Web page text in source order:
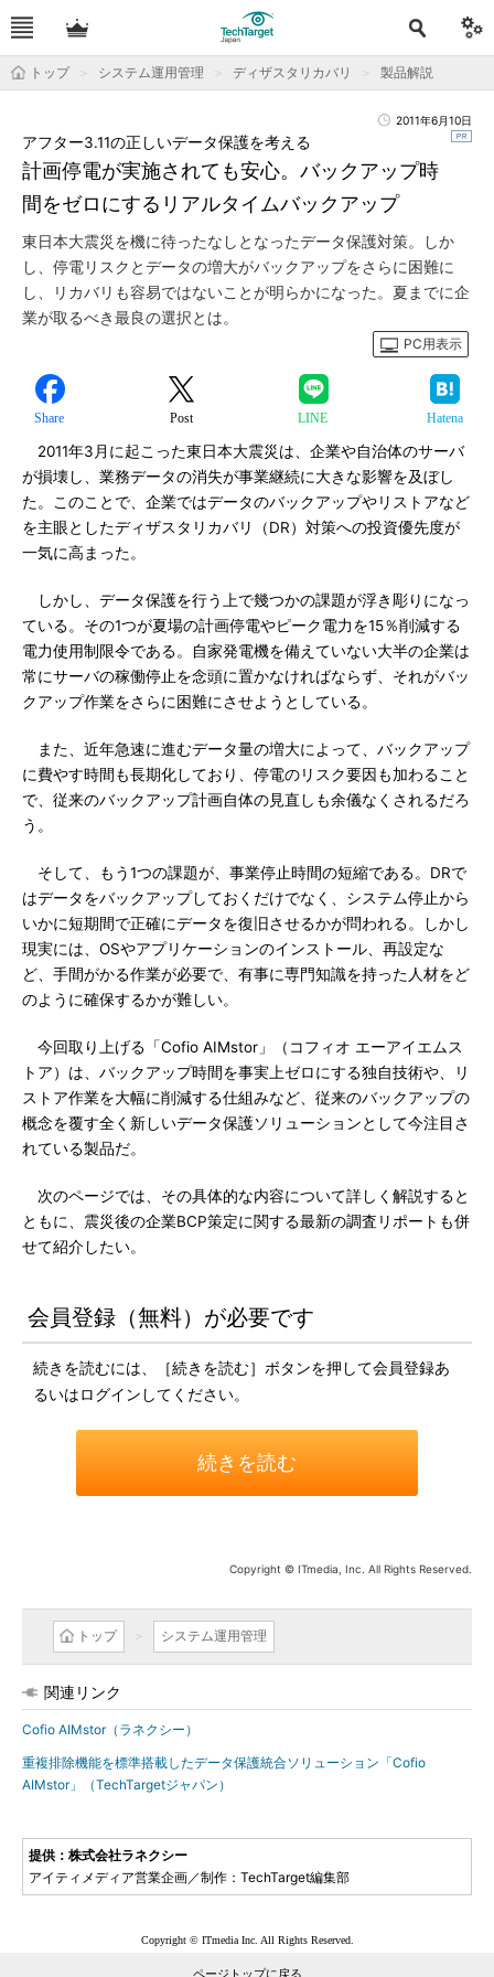
トップ システム運用管理 ディザスタリカバリ 製品解説
2011年6月10日
計画停電が実施されても安心。バックアップ時
間をゼロにするリアルタイムバックアップ
アフター3.11の正しいデータ保護を考える
東日本大震災を機に待ったなしとなったデータ保護対策。しか
し、停電リスクとデータの増大がバックアップをさらに困難に
し、リカバリも容易ではないことが明らかになった。夏までに企
業が取るべき最良の選択とは。
PC用表示
Share Post LINE Hatena
2011年3月に起こった東日本大震災は、企業や自治体のサーバ
が損壊し、業務データの消失が事業継続に大きな影響を及ぼし
た。このことで、企業ではデータのバックアップやリストアなど
を主眼としたディザスタリカバリ（DR）対策への投資優先度が
一気に高まった。
しかし、データ保護を行う上で幾つかの課題が浮き彫りになっ
ている。その1つが夏場の計画停電やピーク電力を15％削減する
電力使用制限令である。自家発電機を備えていない大半の企業は
常にサーバの稼働停止を念頭に置かなければならず、それがバッ
クアップ作業をさらに困難にさせようとしている。
また、近年急速に進むデータ量の増大によって、バックアップ
に費やす時間も長期化しており、停電のリスク要因も加わること
で、従来のバックアップ計画自体の見直しも余儀なくされるだろ
う。
そして、もう1つの課題が、事業停止時間の短縮である。DRで
はデータをバックアップしておくだけでなく、システム停止から
いかに短期間で正確にデータを復旧させるかが問われる。しかし
現実には、OSやアプリケーションのインストール、再設定な
ど、手間がかる作業が必要で、有事に専門知識を持った人材をど
のように確保するかが難しい。
今回取り上げる「Cofio AIMstor」（コフィオ エーアイエムス
トア）は、バックアップ時間を事実上ゼロにする独自技術や、リ
ストア作業を大幅に削減する仕組みなど、従来のバックアップの
概念を覆す全く新しいデータ保護ソリューションとして今注目さ
れている製品だ。
次のページでは、その具体的な内容について詳しく解説すると
ともに、震災後の企業BCP策定に関する最新の調査リポートも併
せて紹介したい。
会員登録（無料）が必要です
続きを読むには、［続きを読む］ボタンを押して会員登録あ
るいはログインしてください。
続きを読む
Copyright © ITmedia, Inc. All Rights Reserved.
トップ システム運用管理
関連リンク
Cofio AIMstor（ラネクシー）
重複排除機能を標準搭載したデータ保護統合ソリューション「Cofio
AIMstor」（TechTargetジャパン）
提供：株式会社ラネクシー
アイティメディア営業企画／制作：TechTarget編集部
Copyright © ITmedia Inc. All Rights Reserved.
ページトップに戻る